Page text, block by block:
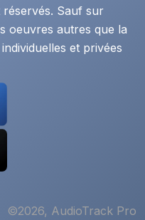
Sauf sur
oeuvres autres que la
et privées
©2026, AudioTrack Pro